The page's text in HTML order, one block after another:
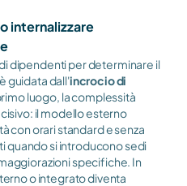
internalizzare
dipendenti per determinare il
guidata dall'incrocio di
luogo, la complessità
il modello esterno
con orari standard e senza
quando si introducono sedi
specifiche. In
o integrato diventa